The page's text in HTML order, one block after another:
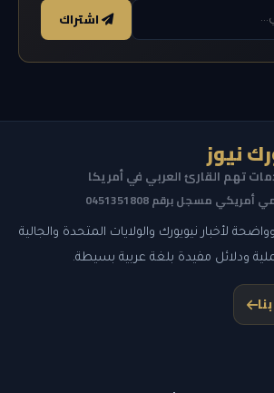
اشتراك
نيوز
تهم القارئ العربي في أمريكا
مسجل برقم 0451351808
لأخبار نيويورك والولايات المتحدة والجالية
ودلائل مفيدة بلغة عربية بسيطة.